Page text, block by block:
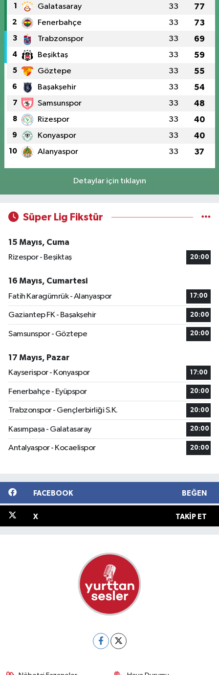
1 Galatasaray 33 77
2 Fenerbahçe 33 73
3 Trabzonspor 33 69
4 Beşiktaş 33 59
5 Göztepe 33 55
6 Başakşehir 33 54
7 Samsunspor 33 48
8 Rizespor 33 40
9 Konyaspor 33 40
10 Alanyaspor 33 37
Detaylar için tıklayın
Süper Lig Fikstür
15 Mayıs, Cuma
Rizespor - Beşiktaş
20:00
16 Mayıs, Cumartesi
Fatih Karagümrük - Alanyaspor
17:00
Gaziantep FK - Başakşehir 20:00
Samsunspor - Göztepe 20:00
17 Mayıs, Pazar
Kayserispor - Konyaspor
17:00
Fenerbahçe - Eyüpspor 20:00
Trabzonspor - Gençlerbirliği S.K. 20:00
Kasımpaşa - Galatasaray 20:00
Antalyaspor - Kocaelispor 20:00
FACEBOOK BEĞEN
X TAKIP ET